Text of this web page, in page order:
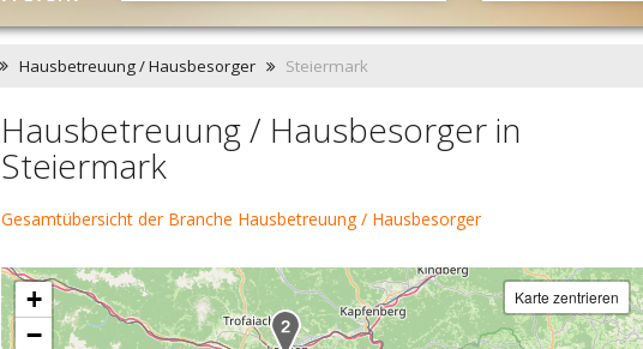
Hausbetreuung / Hausbesorger Steiermark
Hausbetreuung / Hausbesorger in
Steiermark
Gesamtübersicht der Branche Hausbetreuung / Hausbesorger
+
−
Karte zentrieren